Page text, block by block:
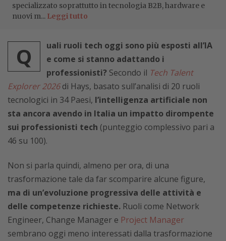
specializzato soprattutto in tecnologia B2B, hardware e
nuovi m... Leggi tutto
Q
uali ruoli tech oggi sono più esposti all’IA
e come si stanno adattando i
professionisti? Secondo il Tech Talent
Explorer 2026di Hays, basato sull’analisi di 20 ruoli
tecnologici in 34 Paesi, l’intelligenza artificiale non
sta ancora avendo in Italia un impatto dirompente
sui professionisti tech (punteggio complessivo pari a
46 su 100).
Non si parla quindi, almeno per ora, di una
trasformazione tale da far scomparire alcune figure,
ma di un’evoluzione progressiva delle attività e
delle competenze richieste. Ruoli come Network
Engineer, Change Manager e Project Manager
sembrano oggi meno interessati dalla trasformazione